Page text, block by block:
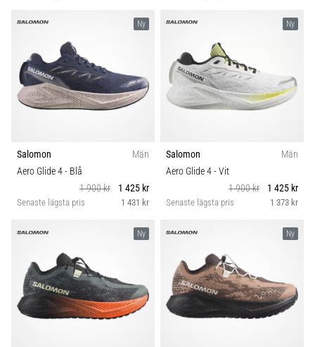
Ny
Salomon
Män
Aero Glide 4- Blå
1 900 kr
1 425 kr
Senaste lägsta pris 1 431 kr
Ny
Salomon
Män
Aero Glide 4- Vit
1 900 kr
1 425 kr
Senaste lägsta pris 1 373 kr
Ny Ny